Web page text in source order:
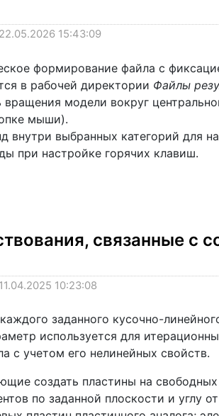
15:43:09
формирование файла с
в рабочей директории Файлы
вращения модели вокруг
мыши).
внутри выбранных категорий для
при настройке горячих клавиш.
связанные с
10:23:08
заданного кусочно-
используется для
с учетом его нелинейных свойств.
создать пластины на
по заданной плоскости и углу